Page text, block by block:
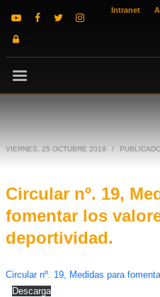
Intranet
VIERNES, 25 OCTUBRE 2019 /
Circular nº. 19,
fomentar los
deportividad.
Circular nº. 19, Medidas para
Descarga